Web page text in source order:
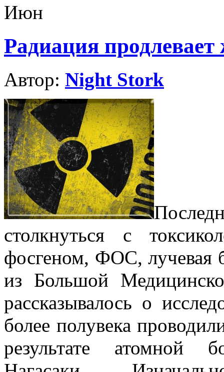
Июн
Радиация продлевает
Автор: Night Stork
столкнуться с
фосгеном, ФОС, лучевая
из Большой
рассказывалось о
более полувека
результате атомной